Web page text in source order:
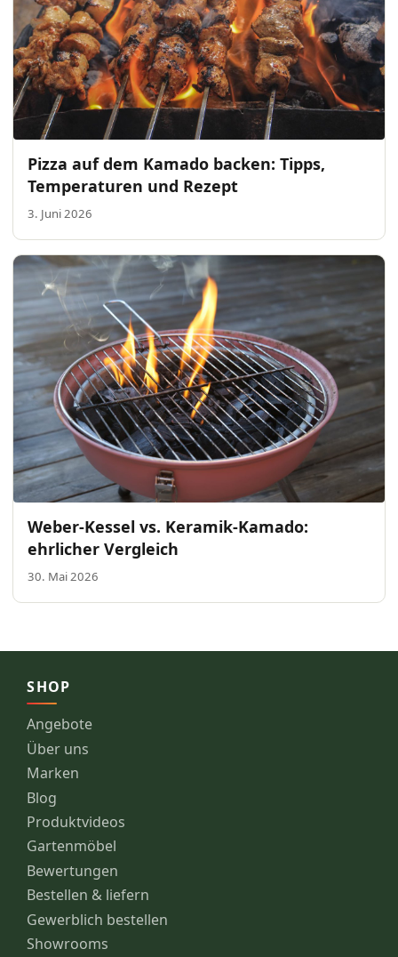
Pizza auf dem Kamado backen: Tipps,
Temperaturen und Rezept
3. Juni 2026
Weber-Kessel vs. Keramik-Kamado:
ehrlicher Vergleich
30. Mai 2026
SHOP
Angebote
Über uns
Marken
Blog
Produktvideos
Gartenmöbel
Bewertungen
Bestellen & liefern
Gewerblich bestellen
Showrooms